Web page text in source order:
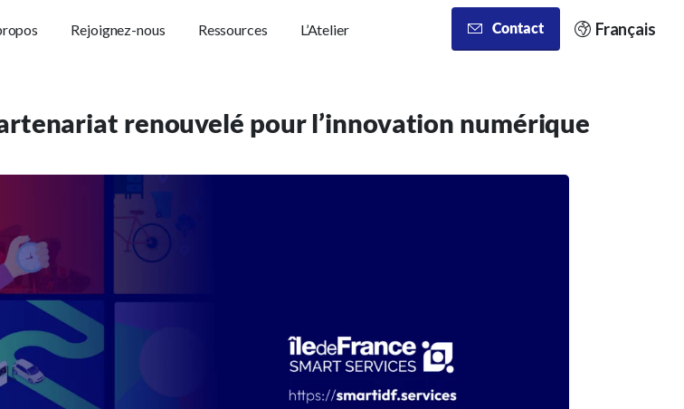
Rejoignez-nous Ressources L’Atelier Contact Français
renouvelé pour l’innovation numérique